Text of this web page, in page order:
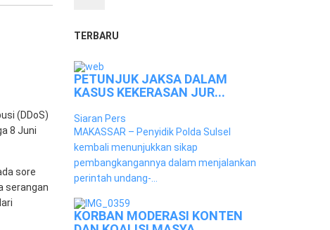
(DDoS)
8 Juni
sore
serangan
TERBARU
PETUNJUK JAKSA DALAM
KASUS KEKERASAN JUR...
Siaran Pers
MAKASSAR – Penyidik Polda Sulsel
kembali menunjukkan sikap
pembangkangannya dalam menjalankan
perintah undang-...
KORBAN MODERASI KONTEN